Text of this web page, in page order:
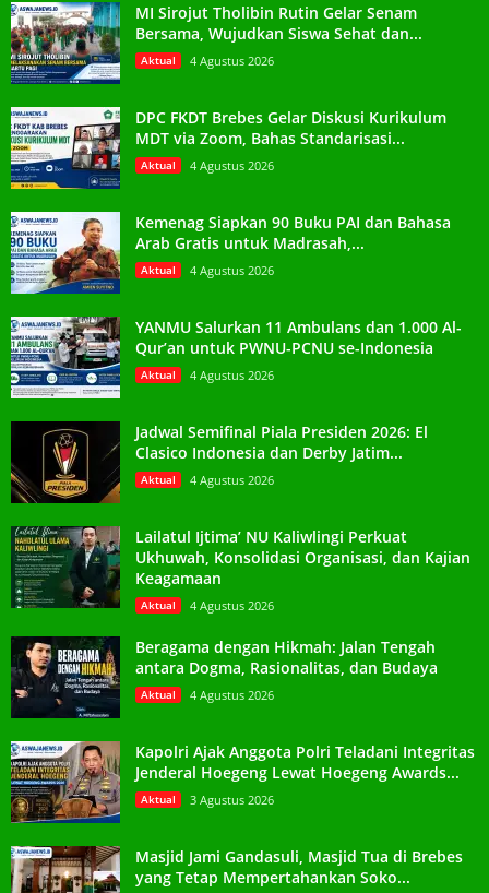
MI Sirojut Tholibin Rutin Gelar Senam
Bersama, Wujudkan Siswa Sehat dan...
Aktual 4 Agustus 2026
DPC FKDT Brebes Gelar Diskusi Kurikulum
MDT via Zoom, Bahas Standarisasi...
Aktual 4 Agustus 2026
Kemenag Siapkan 90 Buku PAI dan Bahasa
Arab Gratis untuk Madrasah,...
Aktual 4 Agustus 2026
YANMU Salurkan 11 Ambulans dan 1.000 Al-
Qur’an untuk PWNU-PCNU se-Indonesia
Aktual 4 Agustus 2026
Jadwal Semifinal Piala Presiden 2026: El
Clasico Indonesia dan Derby Jatim...
Aktual 4 Agustus 2026
Lailatul Ijtima’ NU Kaliwlingi Perkuat
Ukhuwah, Konsolidasi Organisasi, dan Kajian
Keagamaan
Aktual 4 Agustus 2026
Beragama dengan Hikmah: Jalan Tengah
antara Dogma, Rasionalitas, dan Budaya
Aktual 4 Agustus 2026
Kapolri Ajak Anggota Polri Teladani Integritas
Jenderal Hoegeng Lewat Hoegeng Awards...
Aktual 3 Agustus 2026
Masjid Jami Gandasuli, Masjid Tua di Brebes
yang Tetap Mempertahankan Soko...